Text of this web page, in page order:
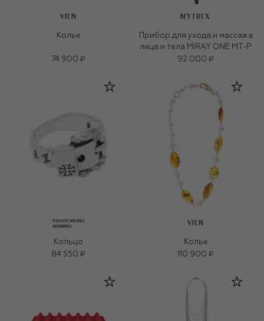
VIEN
Колье
74 900 ₽
MYTREX
Прибор для ухода и массажа
лица и тела MiRAY ONE MT-P
92 000 ₽
Кольцо
84 550 ₽
VIEN
Колье
110 900 ₽